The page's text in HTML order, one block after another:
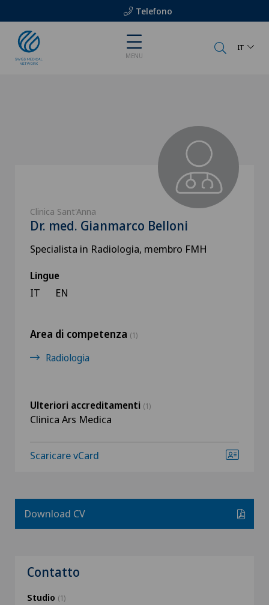
Telefono
MENU
IT
Clinica Sant'Anna
Dr. med. Gianmarco Belloni
Specialista in Radiologia, membro FMH
Lingue
IT EN
Area di competenza (1)
Radiologia
Ulteriori accreditamenti (1)
Clinica Ars Medica
Scaricare vCard
Download CV
Contatto
Studio (1)